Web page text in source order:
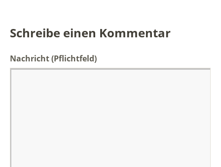
Schreibe einen Kommentar
Nachricht(Pflichtfeld)